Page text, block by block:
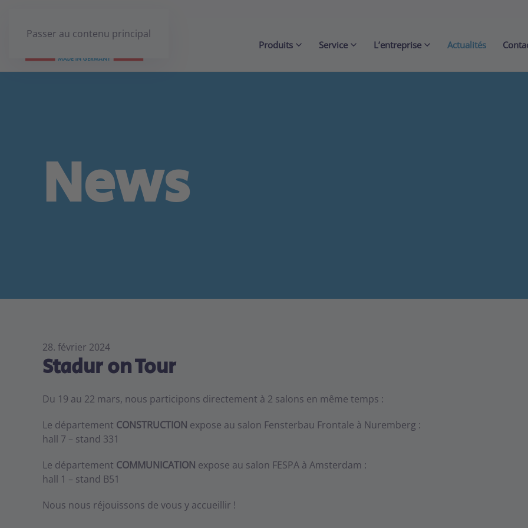
Passer au contenu principal
Produits Service L’entreprise Actualités
News
28. février 2024
Stadur on Tour
Du 19 au 22 mars, nous participons directement à 2 salons en même temps :
Le département CONSTRUCTION expose au salon Fensterbau Frontale à Nuremberg :
hall 7 – stand 331
Le département COMMUNICATION expose au salon FESPA à Amsterdam :
hall 1 – stand B51
Nous nous réjouissons de vous y accueillir !